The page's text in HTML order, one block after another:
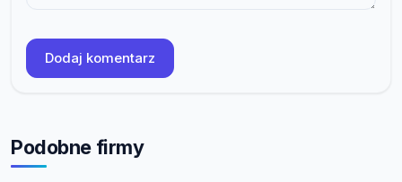
Dodaj komentarz
Podobne firmy